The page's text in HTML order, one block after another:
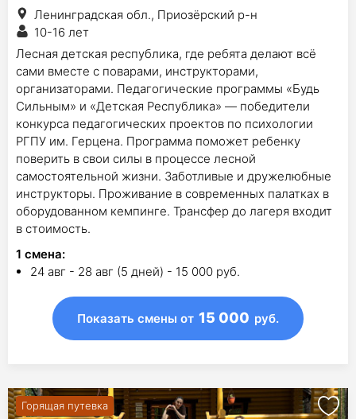
Ленинградская обл., Приозёрский р-н
10-16 лет
Лесная детская республика, где ребята делают всё
сами вместе с поварами, инструкторами,
организаторами. Педагогические программы «Будь
Сильным» и «Детская Республика» — победители
конкурса педагогических проектов по психологии
РГПУ им. Герцена. Программа поможет ребенку
поверить в свои силы в процессе лесной
самостоятельной жизни. Заботливые и дружелюбные
инструкторы. Проживание в современных палатках в
оборудованном кемпинге. Трансфер до лагеря входит
в стоимость.
1 смена:
24 авг - 28 авг (5 дней) - 15 000 руб.
Показать смены от 15 000 руб.
Горящая путевка